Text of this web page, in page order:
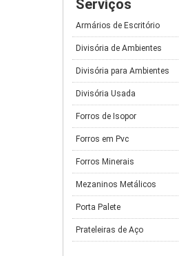
Serviços
Armários de Escritório
Divisória de Ambientes
Divisória para Ambientes
Divisória Usada
Forros de Isopor
Forros em Pvc
Forros Minerais
Mezaninos Metálicos
Porta Palete
Prateleiras de Aço